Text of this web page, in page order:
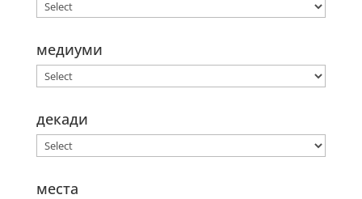
медиуми
декади
места